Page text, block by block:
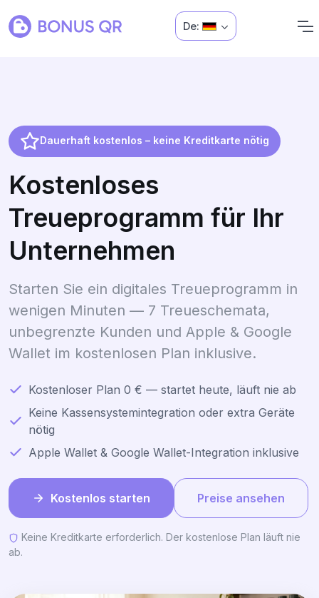
De:
Dauerhaft kostenlos – keine Kreditkarte nötig
Kostenloses
Treueprogramm für Ihr
Unternehmen
Starten Sie ein digitales Treueprogramm in
wenigen Minuten — 7 Treueschemata,
unbegrenzte Kunden und Apple & Google
Wallet im kostenlosen Plan inklusive.
Kostenloser Plan 0 € — startet heute, läuft nie ab
Keine Kassensystemintegration oder extra Geräte
nötig
Apple Wallet & Google Wallet-Integration inklusive
Kostenlos starten Preise ansehen
Keine Kreditkarte erforderlich. Der kostenlose Plan läuft nie
ab.